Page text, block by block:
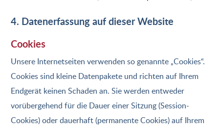
4. Datenerfassung auf dieser Website
Cookies
Unsere Internetseiten verwenden so genannte „Cookies“.
Cookies sind kleine Datenpakete und richten auf Ihrem
Endgerät keinen Schaden an. Sie werden entweder
vorübergehend für die Dauer einer Sitzung (Session-
Cookies) oder dauerhaft (permanente Cookies) auf Ihrem